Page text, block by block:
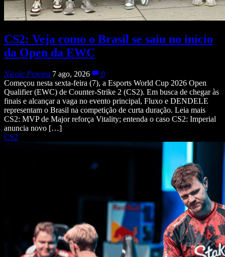
CS2: Veja como o Brasil se saiu no início
da Open da EWC
Nicole Pereira 7 ago, 2026
0
Começou nesta sexta-feira (7), a Esports World Cup 2026 Open
Qualifier (EWC) de Counter-Strike 2 (CS2). Em busca de chegar às
finais e alcançar a vaga no evento principal, Fluxo e DENDELE
representam o Brasil na competição de curta duração. Leia mais
CS2: MVP de Major reforça Vitality; entenda o caso CS2: Imperial
anuncia novo […]
CS2